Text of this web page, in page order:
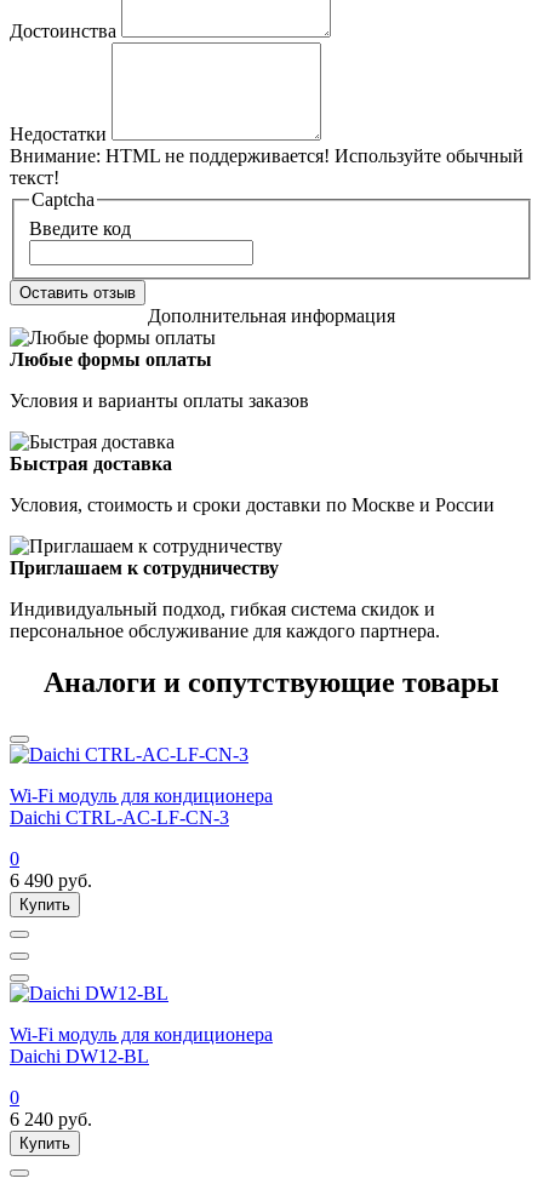
Достоинства
Недостатки
Внимание: HTML не поддерживается! Используйте обычный
текст!
Captcha
Введите код
Оставить отзыв
Дополнительная информация
Любые формы оплаты
Условия и варианты оплаты заказов
Быстрая доставка
Условия, стоимость и сроки доставки по Москве и России
Приглашаем к сотрудничеству
Индивидуальный подход, гибкая система скидок и
персональное обслуживание для каждого партнера.
Аналоги и сопутствующие товары
Wi-Fi модуль для кондиционера
Daichi CTRL-AC-LF-CN-3
0
6 490 руб.
Купить
Wi-Fi модуль для кондиционера
Daichi DW12-BL
0
6 240 руб.
Купить